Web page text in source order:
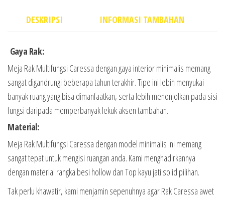
DESKRIPSI INFORMASI TAMBAHAN
Gaya Rak:
Meja Rak Multifungsi Caressa dengan gaya interior minimalis memang
sangat digandrungi beberapa tahun terakhir. Tipe ini lebih menyukai
banyak ruang yang bisa dimanfaatkan, serta lebih menonjolkan pada sisi
fungsi daripada memperbanyak lekuk aksen tambahan.
Material:
Meja Rak Multifungsi Caressa dengan model minimalis ini memang
sangat tepat untuk mengisi ruangan anda. Kami menghadirkannya
dengan material rangka besi hollow dan Top kayu jati solid pilihan.
Tak perlu khawatir, kami menjamin sepenuhnya agar Rak Caressa awet